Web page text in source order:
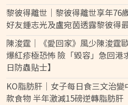
黎彼得離世｜黎彼得離世享年76
好友鍾志光及盧宛茵透露黎彼得
陳浚霆｜《愛回家》風少陳浚霆
爆紅疹極恐怖 險「毀容」急回港
日防蟲貼士】
KO脂肪肝｜女子每日食三文治
款食物 半年激減15磅逆轉脂肪肝